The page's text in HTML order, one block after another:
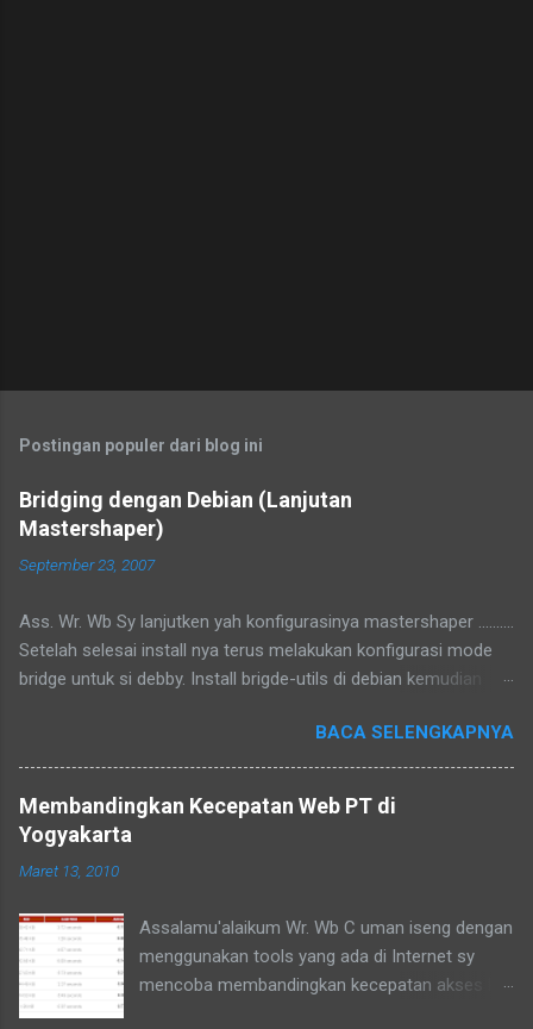
Postingan populer dari blog ini
Bridging dengan Debian (Lanjutan
Mastershaper)
September 23, 2007
Ass. Wr. Wb Sy lanjutken yah konfigurasinya mastershaper ..........
Setelah selesai install nya terus melakukan konfigurasi mode
bridge untuk si debby. Install brigde-utils di debian kemudian
inet manual bridge_ports eth1 eth2 bridge_maxwait 0
Konfigurasi di atas akan mengubah eth1 dan eth2 menjadi
bridge, gampangnya kalo kita colokan kabel utp ke eth1 ke
komputer 1 dan eth2 ke komputer 2 maka komputer 1 dan 2
menjadi terhubung, karena fungsinya bridge emang seperti itu
hehehehee :D Dengan perintah # brctl show akan terlihat bridge
manualnya :D hehehee. Ok bisa langsung di test Komp1---------
----eth1---eth2-------Internet misalnya nge ping ke internet.
Kalo dahbisa berarti dah jalan, tinggal konfigurasi mastershaper
nya untuk membuat aturan shaping. karena mode nya GUI dan
BACA SELENGKAPNYA
Membandingkan Kecepatan Web PT di
Yogyakarta
Maret 13, 2010
Assalamu'alaikum Wr. Wb C uman iseng dengan
menggunakan tools yang ada di Internet sy
mencoba membandingkan kecepatan akses ke